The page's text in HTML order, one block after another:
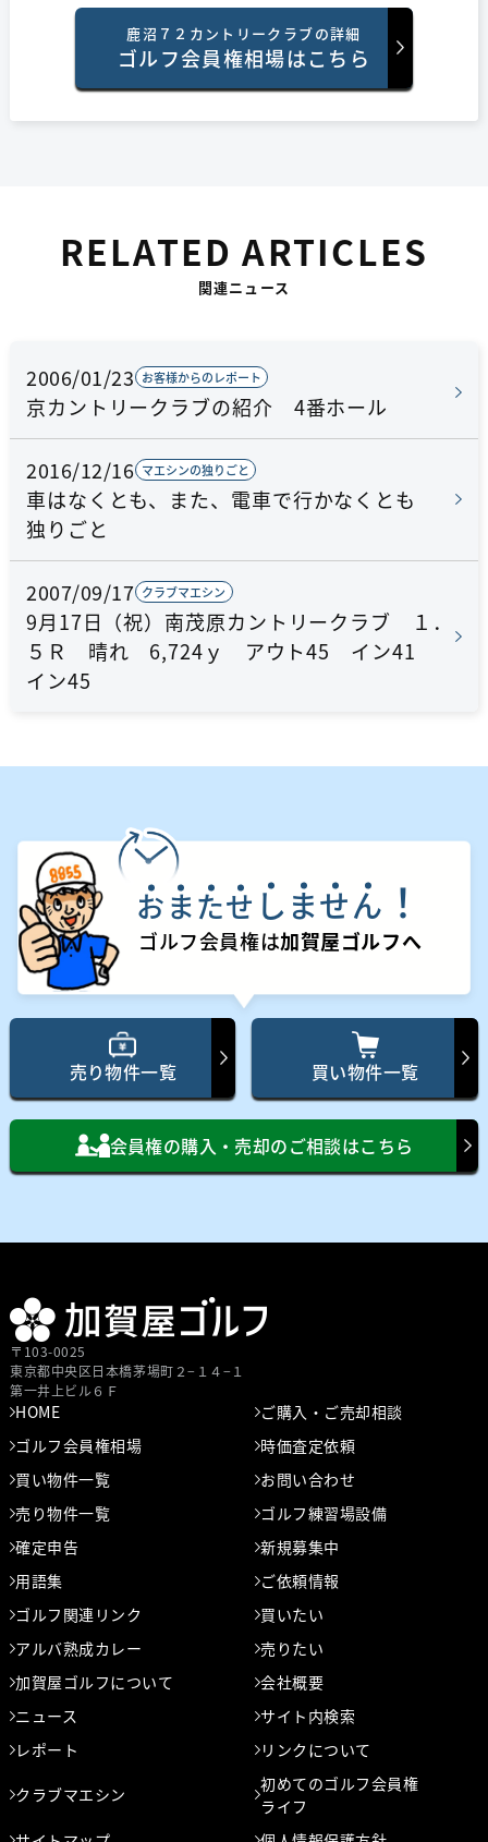
鹿沼７２カントリークラブの詳細
ゴルフ会員権相場はこちら
RELATED ARTICLES
関連ニュース
2006/01/23 お客様からのレポート
京カントリークラブの紹介 4番ホール
2016/12/16 マエシンの独りごと
車はなくとも、また、電車で行かなくとも
独りごと
2007/09/17 クラブマエシン
9月17日（祝）南茂原カントリークラブ １．
５Ｒ 晴れ 6,724ｙ アウト45 イン41
イン45
おまたせ し ません ！
ゴルフ会員権は加賀屋ゴルフへ
売り物件一覧 買い物件一覧
会員権の購入・売却のご相談はこちら
〒103-0025
東京都中央区⽇本橋茅場町２−１４−１
第⼀井上ビル６Ｆ
HOME
ご購入・ご売却相談
ゴルフ会員権相場
時価査定依頼
買い物件一覧
お問い合わせ
売り物件一覧
ゴルフ練習場設備
確定申告
新規募集中
用語集
ご依頼情報
ゴルフ関連リンク
買いたい
アルバ熟成カレー
売りたい
加賀屋ゴルフについて
会社概要
ニュース
サイト内検索
レポート
リンクについて
クラブマエシン
初めてのゴルフ会員権
ライフ